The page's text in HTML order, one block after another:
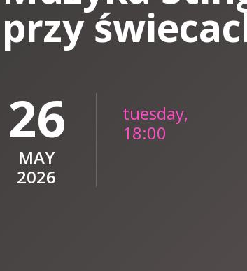
przy
26
MAY
2026
tuesday,
18:00